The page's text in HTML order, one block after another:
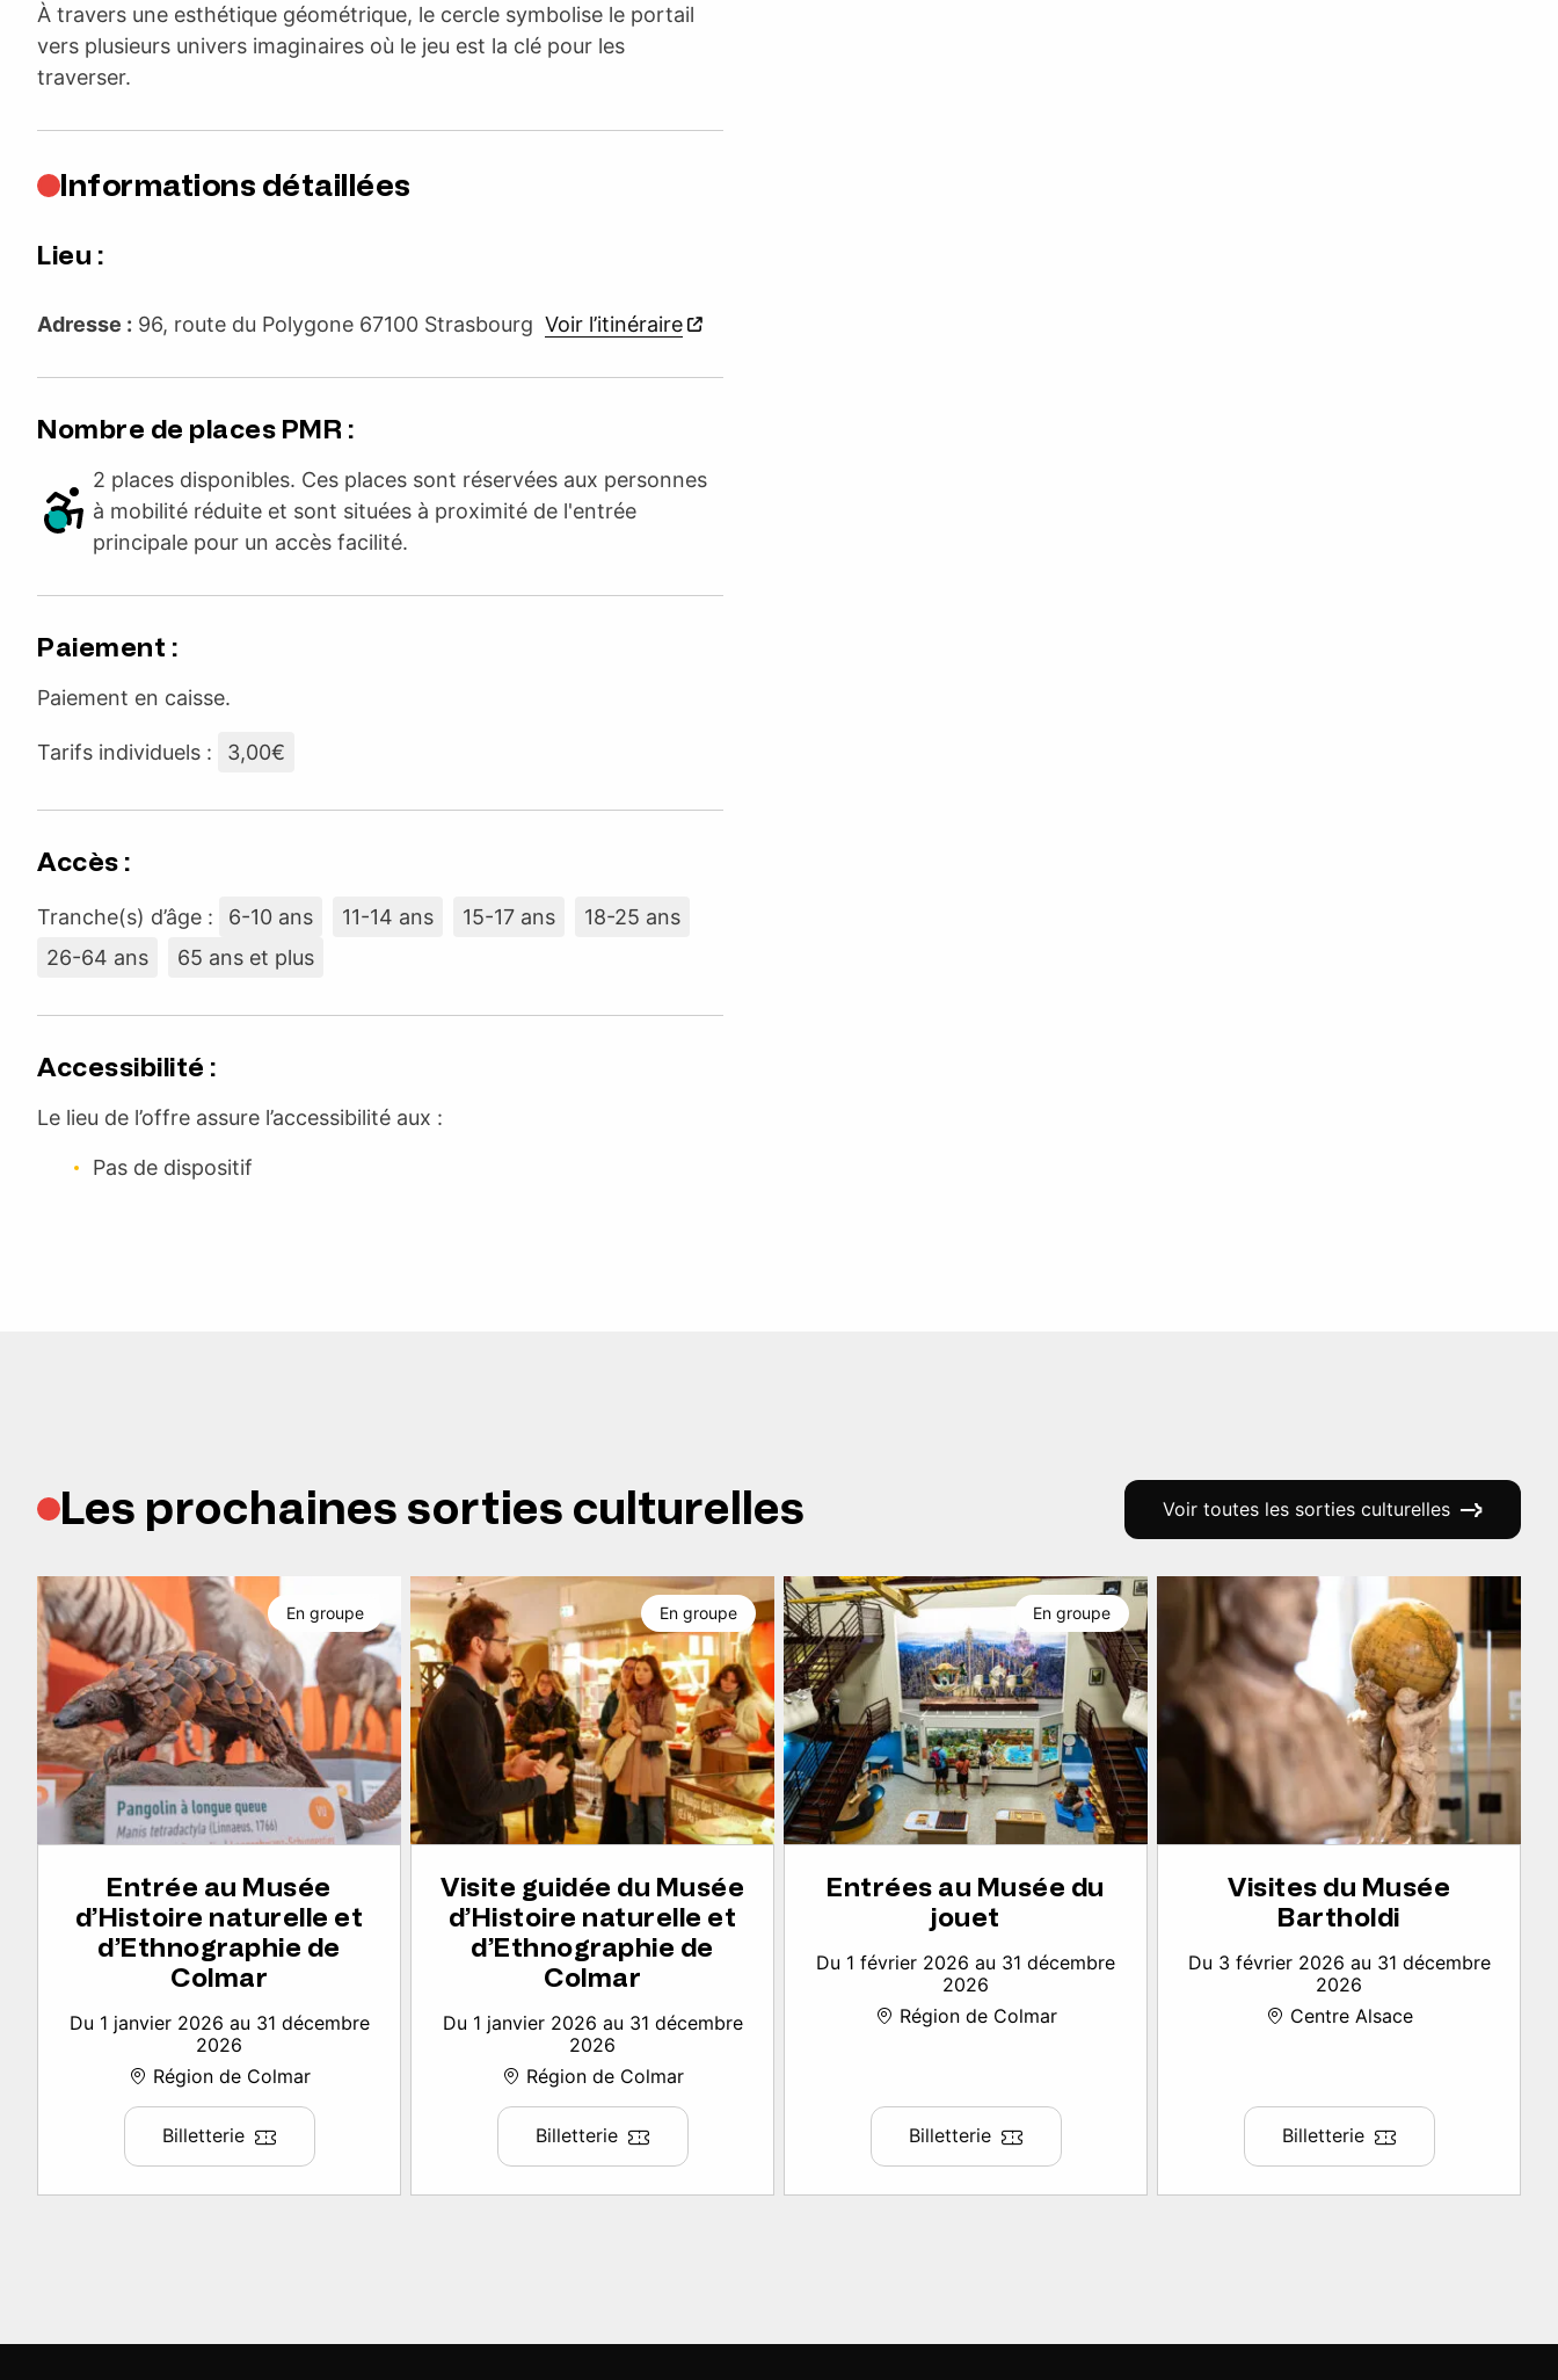
À travers une esthétique géométrique, le cercle symbolise le portail
vers plusieurs univers imaginaires où le jeu est la clé pour les
traverser.
Informations détaillées
Lieu :
Adresse : 96, route du Polygone 67100 Strasbourg Voir l’itinéraire
Nombre de places PMR :
2 places disponibles. Ces places sont réservées aux personnes
à mobilité réduite et sont situées à proximité de l'entrée
principale pour un accès facilité.
Paiement :
Paiement en caisse.
Tarifs individuels : 3,00€
Accès :
Tranche(s) d’âge : 6-10 ans 11-14 ans 15-17 ans
18-25 ans
26-64 ans
65 ans et plus
Accessibilité :
Le lieu de l’offre assure l’accessibilité aux :
Pas de dispositif
Les prochaines sorties culturelles Voir toutes les sorties culturelles
Entrée au Musée
d’Histoire naturelle et
d’Ethnographie de
Colmar
Du 1 janvier 2026 au 31 décembre
2026
Région de Colmar
Billetterie
En groupe
Visite guidée du Musée
d’Histoire naturelle et
d’Ethnographie de
Colmar
Du 1 janvier 2026 au 31 décembre
2026
Région de Colmar
Billetterie
En groupe
Entrées au Musée du
jouet
Du 1 février 2026 au 31 décembre
2026
Région de Colmar
Billetterie
En groupe
Visites du Musée
Bartholdi
Du 3 février 2026 au 31 décembre
2026
Centre Alsace
Billetterie